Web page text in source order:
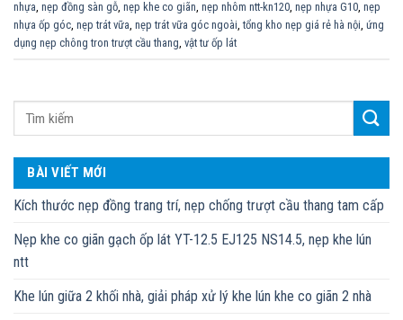
BÀI VIẾT MỚI
Kích thước nẹp đồng trang trí, nẹp chống trượt cầu thang tam cấp
Nẹp khe co giãn gạch ốp lát YT-12.5 EJ125 NS14.5, nẹp khe lún
ntt
Khe lún giữa 2 khối nhà, giải pháp xử lý khe lún khe co giãn 2 nhà
nhựa nẹp đồng sàn gỗ nẹp khe co giãn nẹp nhôm ntt-kn120 nẹp nhựa G10 nẹp
nhựa ốp góc nẹp trát vữa nẹp trát vữa góc ngoài ,tổng kho nẹp giá rẻ hà nội ứng
dụng nẹp chông tron trượt cầu thang vật tư ốp lát